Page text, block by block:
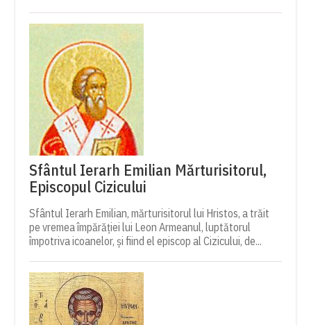
Sfântul Ierarh Emilian Mărturisitorul,
Episcopul Cizicului
Sfântul Ierarh Emilian, mărturisitorul lui Hristos, a trăit
pe vremea împărăției lui Leon Armeanul, luptătorul
împotriva icoanelor, și fiind el episcop al Cizicului, de...